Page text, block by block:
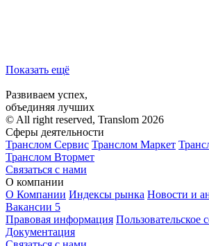
Показать ещё
Развиваем успех,
объединяя лучших
© All right reserved, Translom 2026
Сферы деятельности
Транслом Сервис Транслом Маркет
Транслом Втормет
Связаться с нами
О компании
О Компании Индексы рынка Новости и
Вакансии 5
Правовая информация Пользовательское
Документация